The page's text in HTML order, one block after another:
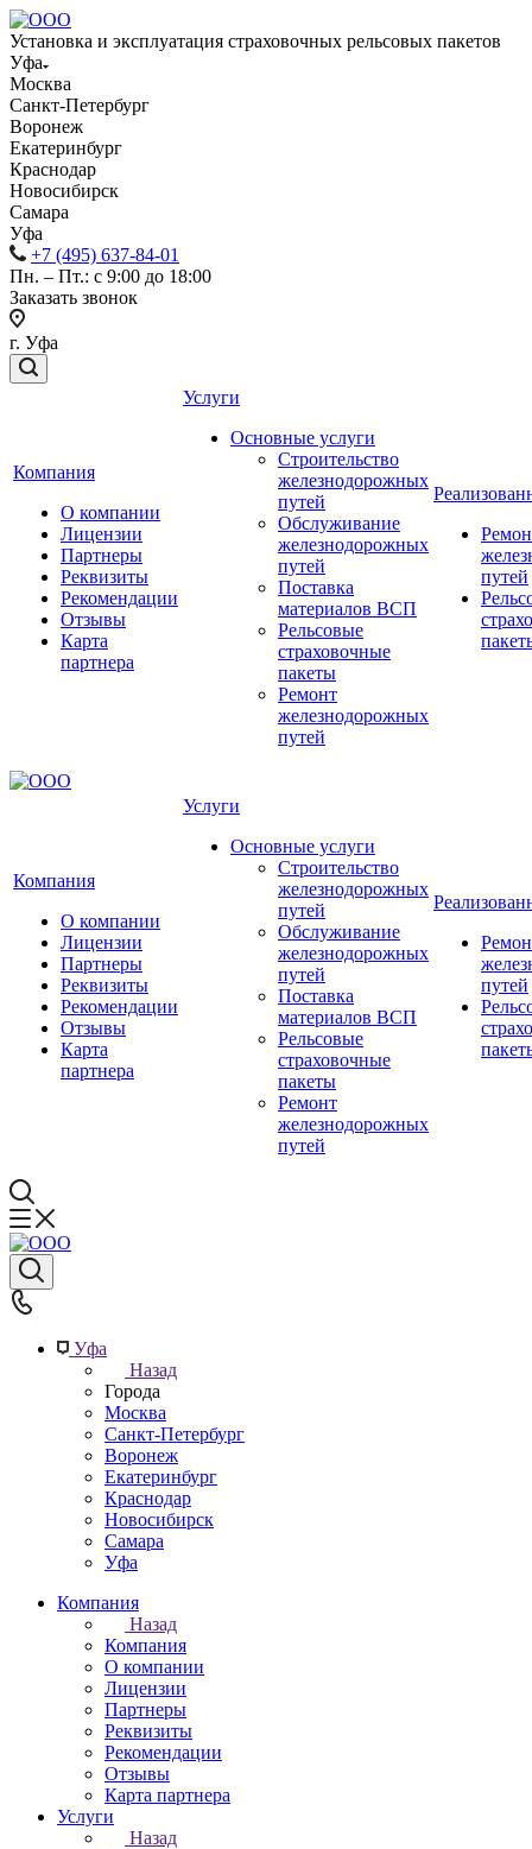
Установка и эксплуатация страховочных рельсовых пакетов
Уфа
Москва
Санкт-Петербург
Воронеж
Екатеринбург
Краснодар
Новосибирск
Самара
Уфа
+7 (495) 637-84-01
Пн. – Пт.: с 9:00 до 18:00
Заказать звонок
г. Уфа
Компания
О компании
Лицензии
Партнеры
Реквизиты
Рекомендации
Отзывы
Карта
партнера
Услуги
Основные услуги
Строительство
железнодорожных
путей
Обслуживание
железнодорожных
путей
Поставка
материалов ВСП
Рельсовые
страховочные
пакеты
Ремонт
железнодорожных
путей
путей
Компания
О компании
Лицензии
Партнеры
Реквизиты
Рекомендации
Отзывы
Карта
партнера
Услуги
Основные услуги
Строительство
железнодорожных
путей
Обслуживание
железнодорожных
путей
Поставка
материалов ВСП
Рельсовые
страховочные
пакеты
Ремонт
железнодорожных
путей
путей
Уфа
Назад
Города
Москва
Санкт-Петербург
Воронеж
Екатеринбург
Краснодар
Новосибирск
Самара
Уфа
Компания
Назад
Компания
О компании
Лицензии
Партнеры
Реквизиты
Рекомендации
Отзывы
Карта партнера
Услуги
Назад